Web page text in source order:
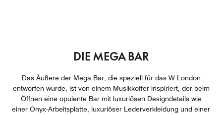
DIE MEGA BAR
Das Äußere der Mega Bar, die speziell für das W London
entworfen wurde, ist von einem Musikkoffer inspiriert, der beim
Öffnen eine opulente Bar mit luxuriösen Designdetails wie
einer Onyx-Arbeitsplatte, luxuriöser Lederverkleidung und einer